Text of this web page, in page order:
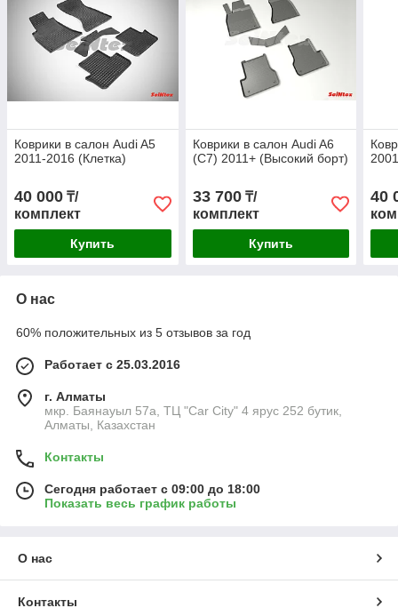
Коврики в салон Audi A5
2011-2016 (Клетка)
40 000 ₸/
комплект
Купить
Коврики в салон Audi A6
(C7) 2011+ (Высокий борт)
33 700₸/
комплект
Купить
40
О нас
60% положительных из 5 отзывов за год
Работает с 25.03.2016
г. Алматы
мкр. Баянауыл 57а, ТЦ "Car Сity" 4 ярус 252 бутик,
Алматы, Казахстан
Контакты
Сегодня работает с 09:00 до 18:00
Показать весь график работы
О нас
Контакты